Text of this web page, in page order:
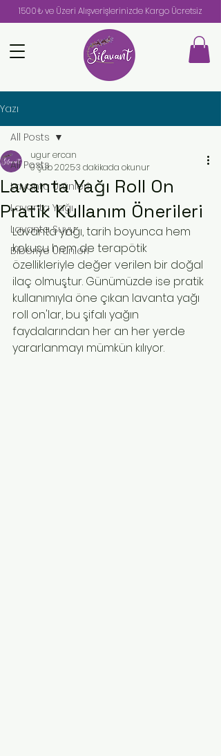
1500₺ ve Üzeri Alışverişlerinizde Kargo Ücretsiz
Yazı
All Posts
Lavanta Ürünleri
Lavanta Yağı
Lavanta Suyu
Biberiye Ürünleri
All Posts
Lavanta Yağı Roll On
Pratik Kullanım Önerileri
ugur ercan
9 Şub 20253 dakikada okunur
Lavanta yağı, tarih boyunca hem
kokusu hem de terapötik
özellikleriyle değer verilen bir doğal
ilaç olmuştur. Günümüzde ise pratik
kullanımıyla öne çıkan lavanta yağı
roll on'lar, bu şifalı yağın
faydalarından her an her yerde
yararlanmayı mümkün kılıyor.